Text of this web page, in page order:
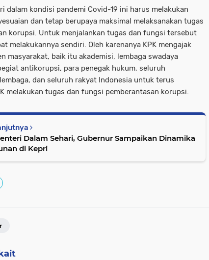
dalam kondisi pandemi Covid-19 ini harus melakukan
dan tetap berupaya maksimal melaksanakan tugas
korupsi. Untuk menjalankan tugas dan fungsi tersebut
melakukannya sendiri. Oleh karenanya KPK mengajak
masyarakat, baik itu akademisi, lembaga swadaya
antikorupsi, para penegak hukum, seluruh
dan seluruh rakyat Indonesia untuk terus
melakukan tugas dan fungsi pemberantasan korupsi.
Dalam Sehari, Gubernur Sampaikan Dinamika
di Kepri